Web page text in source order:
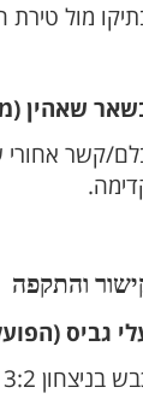
מול
שאהין
קשר אחורי
והתקפה
גביס
3:2 על אום אל פאחם והיה השחקן הבולט על המגרש. ניהל את המשחק והשפיע על כל חלק התקפי.